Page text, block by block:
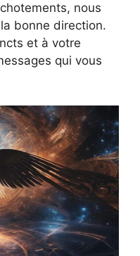
nous
bonne direction.
et à votre
qui vous